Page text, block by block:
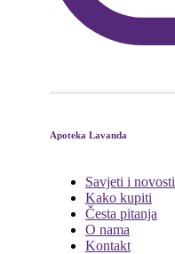
Apoteka Lavanda
Savjeti i novosti
Kako kupiti
Česta pitanja
O nama
Kontakt